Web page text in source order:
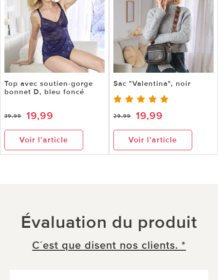
Top avec soutien-gorge
bonnet D, bleu foncé
39,99 19,99
Voir l’article
Sac "Valentina", noir
29,99 19,99
Voir l’article
Évaluation du produit
C´est que disent nos clients. *